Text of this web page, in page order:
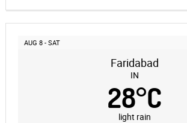
AUG 8 - SAT
Faridabad
IN
28°C
light rain